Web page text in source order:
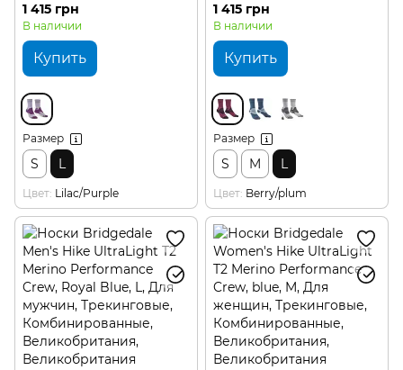
1 415 грн
В наличии
Купить
Размер
S L
Цвет Lilac/Purple
1 415 грн
В наличии
Купить
Размер
S M L
Цвет Berry/plum